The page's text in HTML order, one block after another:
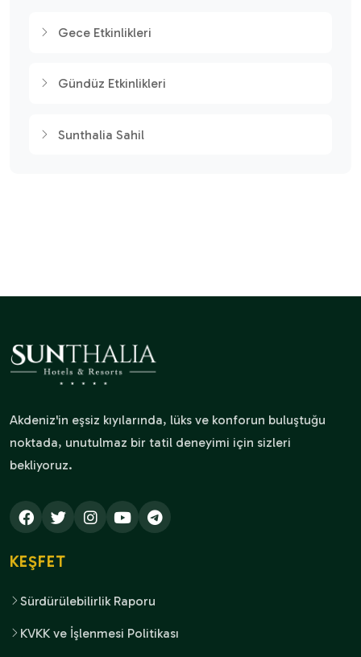
Gece Etkinlikleri
Gündüz Etkinlikleri
Sunthalia Sahil
Akdeniz'in eşsiz kıyılarında, lüks ve konforun buluştuğu
noktada, unutulmaz bir tatil deneyimi için sizleri
bekliyoruz.
KEŞFET
Sürdürülebilirlik Raporu
KVKK ve İşlenmesi Politikası